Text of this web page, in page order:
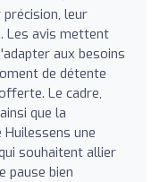
leur
Les avis mettent
aux besoins
de détente
Le cadre,
que la
une
souhaitent allier
pause bien